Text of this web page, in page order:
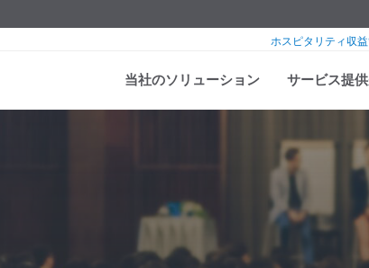
当社のソリューション サービス提
ホスピタリティ収